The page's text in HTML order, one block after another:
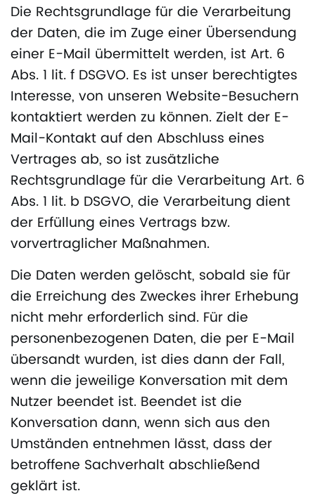
Die Rechtsgrundlage für die Verarbeitung
der Daten, die im Zuge einer Übersendung
einer E-Mail übermittelt werden, ist Art. 6
Abs. 1 lit. f DSGVO. Es ist unser berechtigtes
Interesse, von unseren Website-Besuchern
kontaktiert werden zu können. Zielt der E-
Mail-Kontakt auf den Abschluss eines
Vertrages ab, so ist zusätzliche
Rechtsgrundlage für die Verarbeitung Art. 6
Abs. 1 lit. b DSGVO, die Verarbeitung dient
der Erfüllung eines Vertrags bzw.
vorvertraglicher Maßnahmen.
Die Daten werden gelöscht, sobald sie für
die Erreichung des Zweckes ihrer Erhebung
nicht mehr erforderlich sind. Für die
personenbezogenen Daten, die per E-Mail
übersandt wurden, ist dies dann der Fall,
wenn die jeweilige Konversation mit dem
Nutzer beendet ist. Beendet ist die
Konversation dann, wenn sich aus den
Umständen entnehmen lässt, dass der
betroffene Sachverhalt abschließend
geklärt ist.